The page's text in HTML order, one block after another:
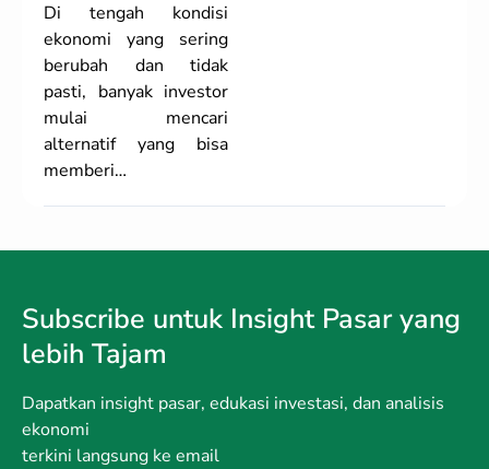
Di tengah kondisi
ekonomi yang sering
berubah dan tidak
pasti, banyak investor
mulai mencari
alternatif yang bisa
memberi…
Subscribe untuk Insight Pasar yang
lebih Tajam
Dapatkan insight pasar, edukasi investasi, dan analisis
ekonomi
terkini langsung ke email